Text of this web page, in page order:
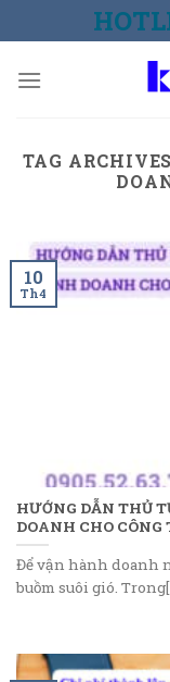
to
TAG
HƯỚNG DẪN THỦ
DOANH CHO
Để vận hành doanh
buồm suôi gió.
10
Th4